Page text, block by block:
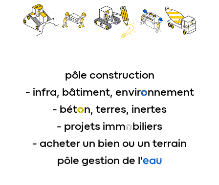
pôle construction
- infra, bâtiment, environnement
- béton, terres, inertes
- projets immobiliers
- acheter un bien ou un terrain
pôle gestion de l'eau